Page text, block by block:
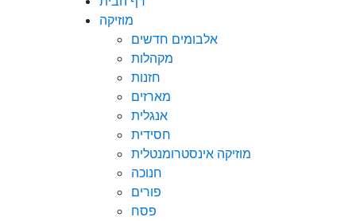
מוזיקה
אלבומים חדשים
מקהלות
חזנות
מארזים
אנגלית
חסידית
מוזיקה אינסטרומנטלית
חנוכה
פורים
פסח